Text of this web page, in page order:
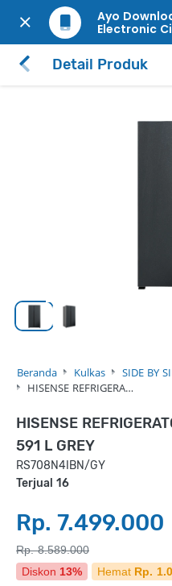
Ayo
Electronic
Detail Produk
Beranda Kulkas SIDE BY
HISENSE REFRIGERA…
HISENSE
591 L GREY
RS708N4IBN/GY
Terjual 16
Rp. 7.499.000
Rp. 8.589.000
Diskon 13% Hemat Rp.